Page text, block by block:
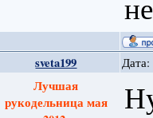
sveta199
Лучшая
рукодельница мая